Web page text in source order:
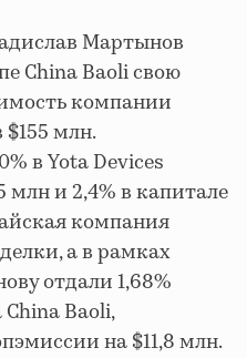
Мартынов
China Baoli свою
компании
млн.
в Yota Devices
и 2,4% в капитале
компания
а в рамках
отдали 1,68%
Baoli,
на $11,8 млн.